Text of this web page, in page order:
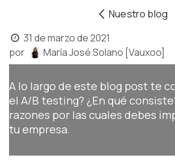
Nuestro blog
31 de marzo de 2021
por
María José Solano [Vauxoo]
A lo largo de este blog post te
el A/B testing? ¿En qué
razones por las cuales debes
tu empresa.